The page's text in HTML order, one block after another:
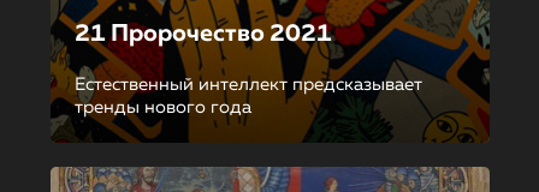
21 Пророчество 2021
Естественный интеллект предсказывает
тренды нового года